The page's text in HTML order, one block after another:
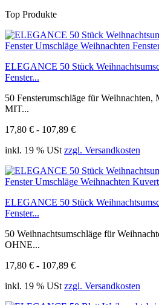
Top Produkte
ELEGANCE 50 Stück
Fenster...
50 Fensterumschläge für
MIT...
17,80 € - 107,89 €
inkl. 19 % USt zzgl. Versandkosten
ELEGANCE 50 Stück
Fenster...
50 Weihnachtsumschläge für
OHNE...
17,80 € - 107,89 €
inkl. 19 % USt zzgl. Versandkosten